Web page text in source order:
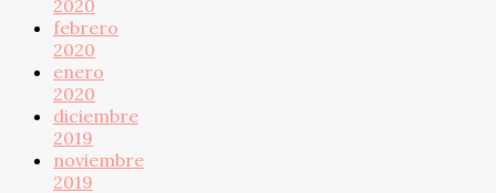
2020
febrero
2020
enero
2020
diciembre
2019
noviembre
2019